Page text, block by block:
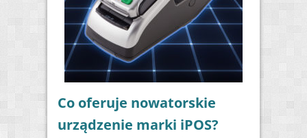
Co oferuje nowatorskie
urządzenie marki iPOS?